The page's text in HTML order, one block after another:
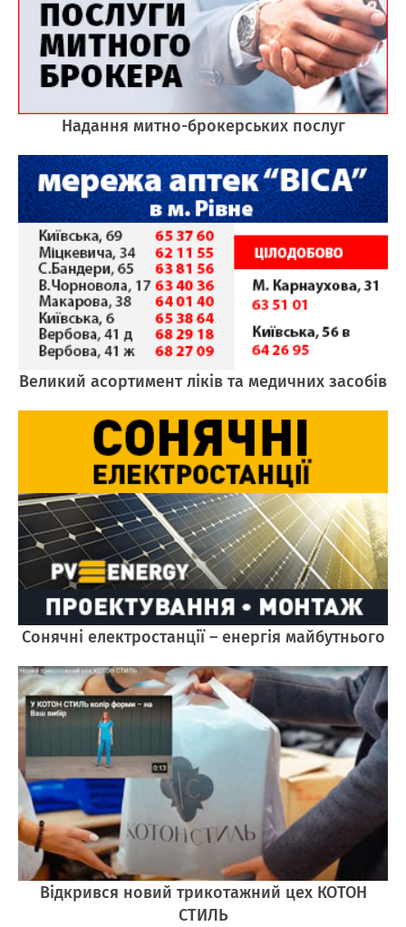
Надання митно-брокерських послуг
Великий асортимент ліків та медичних засобів
Cонячні електростанції – енергія майбутнього
Відкрився новий трикотажний цех КОТОН
СТИЛЬ